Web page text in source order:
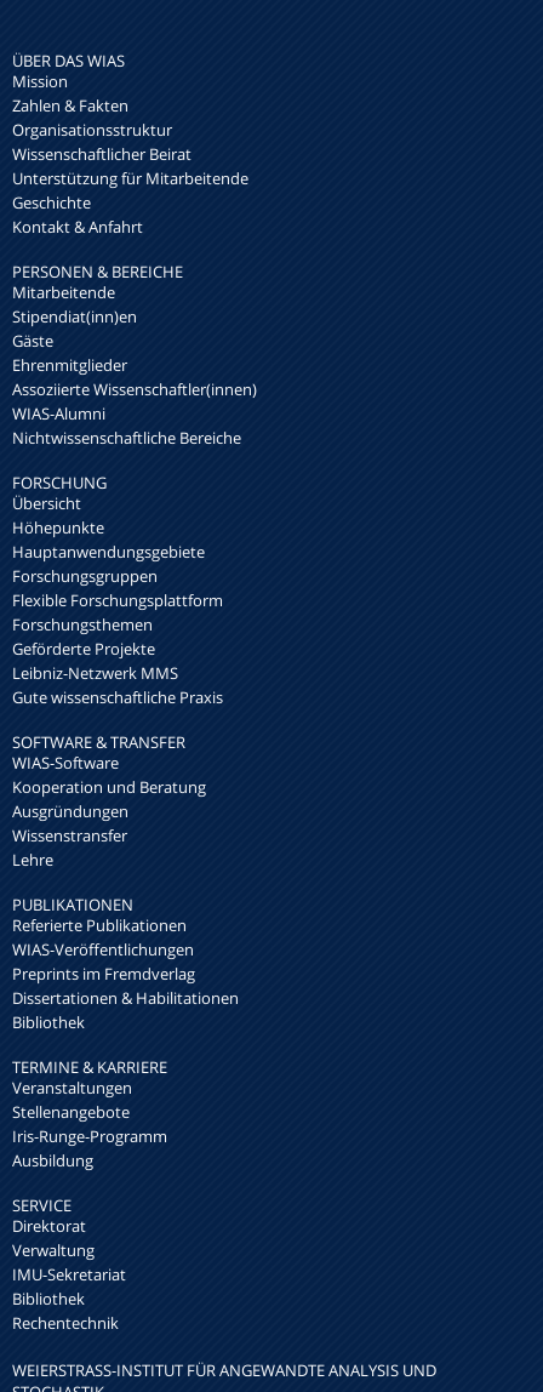
ÜBER DAS WIAS
Mission
Zahlen & Fakten
Organisationsstruktur
Wissenschaftlicher Beirat
Unterstützung für Mitarbeitende
Geschichte
Kontakt & Anfahrt
PERSONEN & BEREICHE
Mitarbeitende
Stipendiat(inn)en
Gäste
Ehrenmitglieder
Assoziierte Wissenschaftler(innen)
WIAS-Alumni
Nichtwissenschaftliche Bereiche
FORSCHUNG
Übersicht
Höhepunkte
Hauptanwendungsgebiete
Forschungsgruppen
Flexible Forschungsplattform
Forschungsthemen
Geförderte Projekte
Leibniz-Netzwerk MMS
Gute wissenschaftliche Praxis
SOFTWARE & TRANSFER
WIAS-Software
Kooperation und Beratung
Ausgründungen
Wissenstransfer
Lehre
PUBLIKATIONEN
Referierte Publikationen
WIAS-Veröffentlichungen
Preprints im Fremdverlag
Dissertationen & Habilitationen
Bibliothek
TERMINE & KARRIERE
Veranstaltungen
Stellenangebote
Iris-Runge-Programm
Ausbildung
SERVICE
Direktorat
Verwaltung
IMU-Sekretariat
Bibliothek
Rechentechnik
WEIERSTRASS-INSTITUT FÜR ANGEWANDTE ANALYSIS UND S